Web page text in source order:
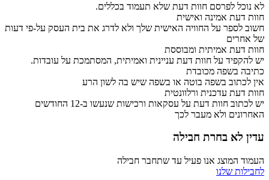
לא נוכל לפרסם חוות דעת שלא תעמוד בכללים.
חוות דעת אמינה ואישית
חשוב לספר על החוויה האישית שלך ולא לדרג את בית העסק על-פי דעות
של אחרים
חוות דעת אמיתית ומבוססת
יש להקפיד על חוות דעת עניינית ואמיתית, המסתמכת על עובדות.
כתיבה בשפה מכובדת
אין לכתוב בשפה בוטה או בשפה שיש בה לשון הרע
חוות דעת עדכנית ורלוונטית
יש לכתוב חוות דעת על עסקאות ורכישות שנעשו ב-12 החודשים
האחרונים ולא מעבר לכך
עדין לא בחרת חבילה
העמוד המוצג אנו פעיל עד שתחבר חבילה
לחבילות שלנו